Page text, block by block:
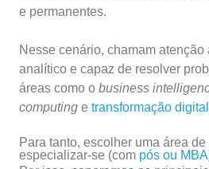
e permanentes.
Nesse cenário, chamam atenção
analítico e capaz de resolver
áreas como o business
computing e transformação digital
Para tanto, escolher uma área de
especializar-se (com pós ou MBA